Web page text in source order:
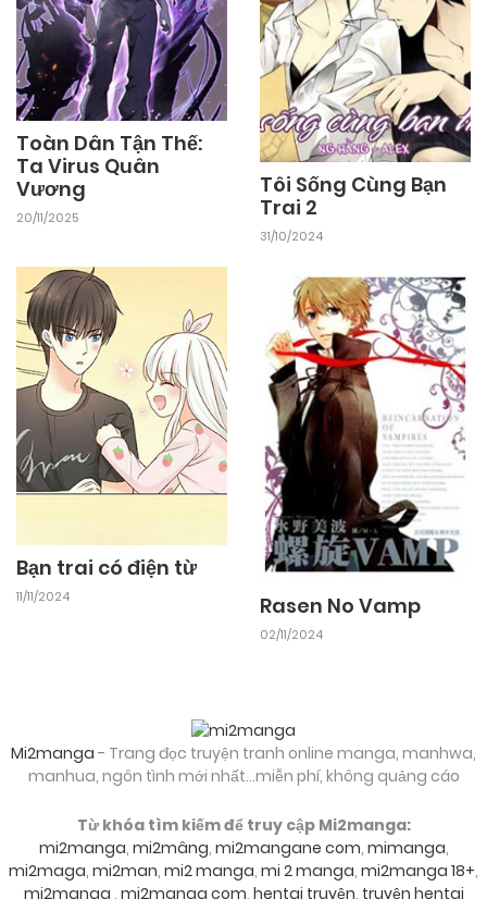
Toàn Dân Tận Thế:
Ta Virus Quân
Vương
20/11/2025
Tôi Sống Cùng Bạn
Trai 2
31/10/2024
Bạn trai có điện từ
11/11/2024 Rasen No Vamp
02/11/2024
Mi2manga - Trang đọc truyện tranh online manga, manhwa,
manhua, ngôn tình mới nhất...miễn phí, không quảng cáo
Từ khóa tìm kiếm để truy cập Mi2manga:
mi2manga, mi2mâng, mi2mangane com, mimanga,
mi2maga, mi2man, mi2 manga, mi 2 manga, mi2manga 18+,
mi2manga , mi2manga com, hentai truyện, truyện hentai